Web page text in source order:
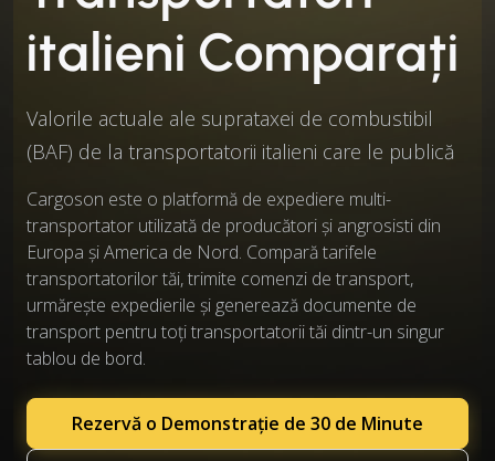
italieni Comparați
Valorile actuale ale suprataxei de combustibil
(BAF) de la transportatorii italieni care le publică
Cargoson este o platformă de expediere multi-
transportator utilizată de producători și angrosisti din
Europa și America de Nord. Compară tarifele
transportatorilor tăi, trimite comenzi de transport,
urmărește expedierile și generează documente de
transport pentru toți transportatorii tăi dintr-un singur
tablou de bord.
Rezervă o Demonstrație de 30 de Minute